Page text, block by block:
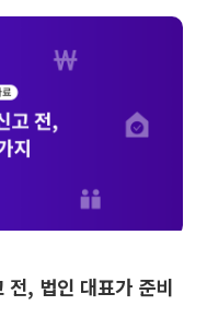
전, 법인 대표가 준비